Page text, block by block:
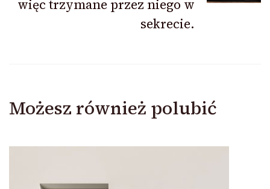
więc trzymane przez niego w
sekrecie.
Możesz również polubić